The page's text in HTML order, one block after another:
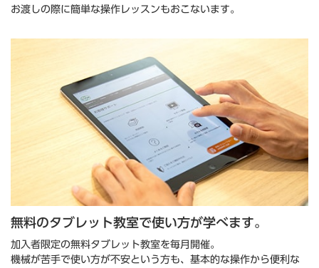
お渡しの際に簡単な操作レッスンもおこないます。
無料のタブレット教室で使い方が学べます。
加入者限定の無料タブレット教室を毎月開催。
機械が苦手で使い方が不安という方も、基本的な操作から便利な